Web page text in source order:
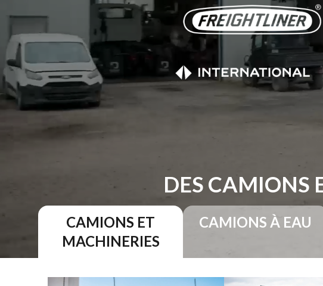
DES CAMIONS
CAMIONS ET
MACHINERIES
CAMIONS À EAU